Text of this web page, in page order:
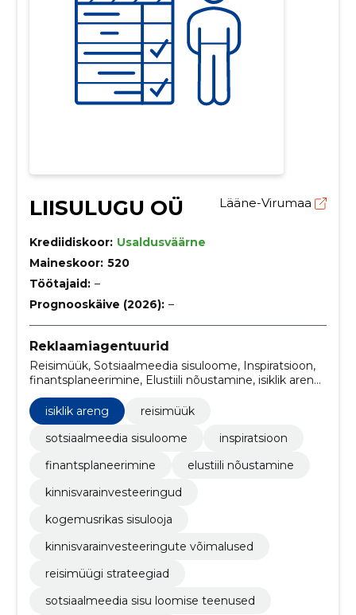
LIISULUGU OÜ Lääne-Virumaa
Krediidiskoor: Usaldusväärne
Maineskoor: 520
Töötajaid: –
Prognooskäive (2026): –
Reklaamiagentuurid
Reisimüük, Sotsiaalmeedia sisuloome, Inspiratsioon,
finantsplaneerimine, Elustiili nõustamine, isiklik areng,
kinnisvarainvesteeringud, Kogemusrikas sisulooja,
kinnisvarainvesteeringute võimalused, reisimüügi
strateegiad
isiklik areng
reisimüük
sotsiaalmeedia sisuloome
inspiratsioon
finantsplaneerimine
elustiili nõustamine
kinnisvarainvesteeringud
kogemusrikas sisulooja
kinnisvarainvesteeringute võimalused
reisimüügi strateegiad
sotsiaalmeedia sisu loomise teenused